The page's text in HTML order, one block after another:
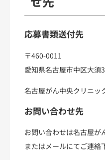
応募書類送付先
〒460-0011
愛知県名古屋市中区大
名古屋がん中央クリニ
お問い合わせ先
お問い合わせは名古屋が
またはメールにてご連絡